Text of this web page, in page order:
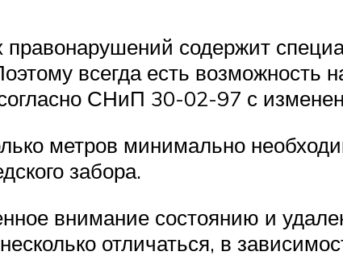
правонарушений содержит
всегда есть возможность
СНиП 30-02-97 с
метров минимально
забора.
внимание состоянию и
отличаться, в